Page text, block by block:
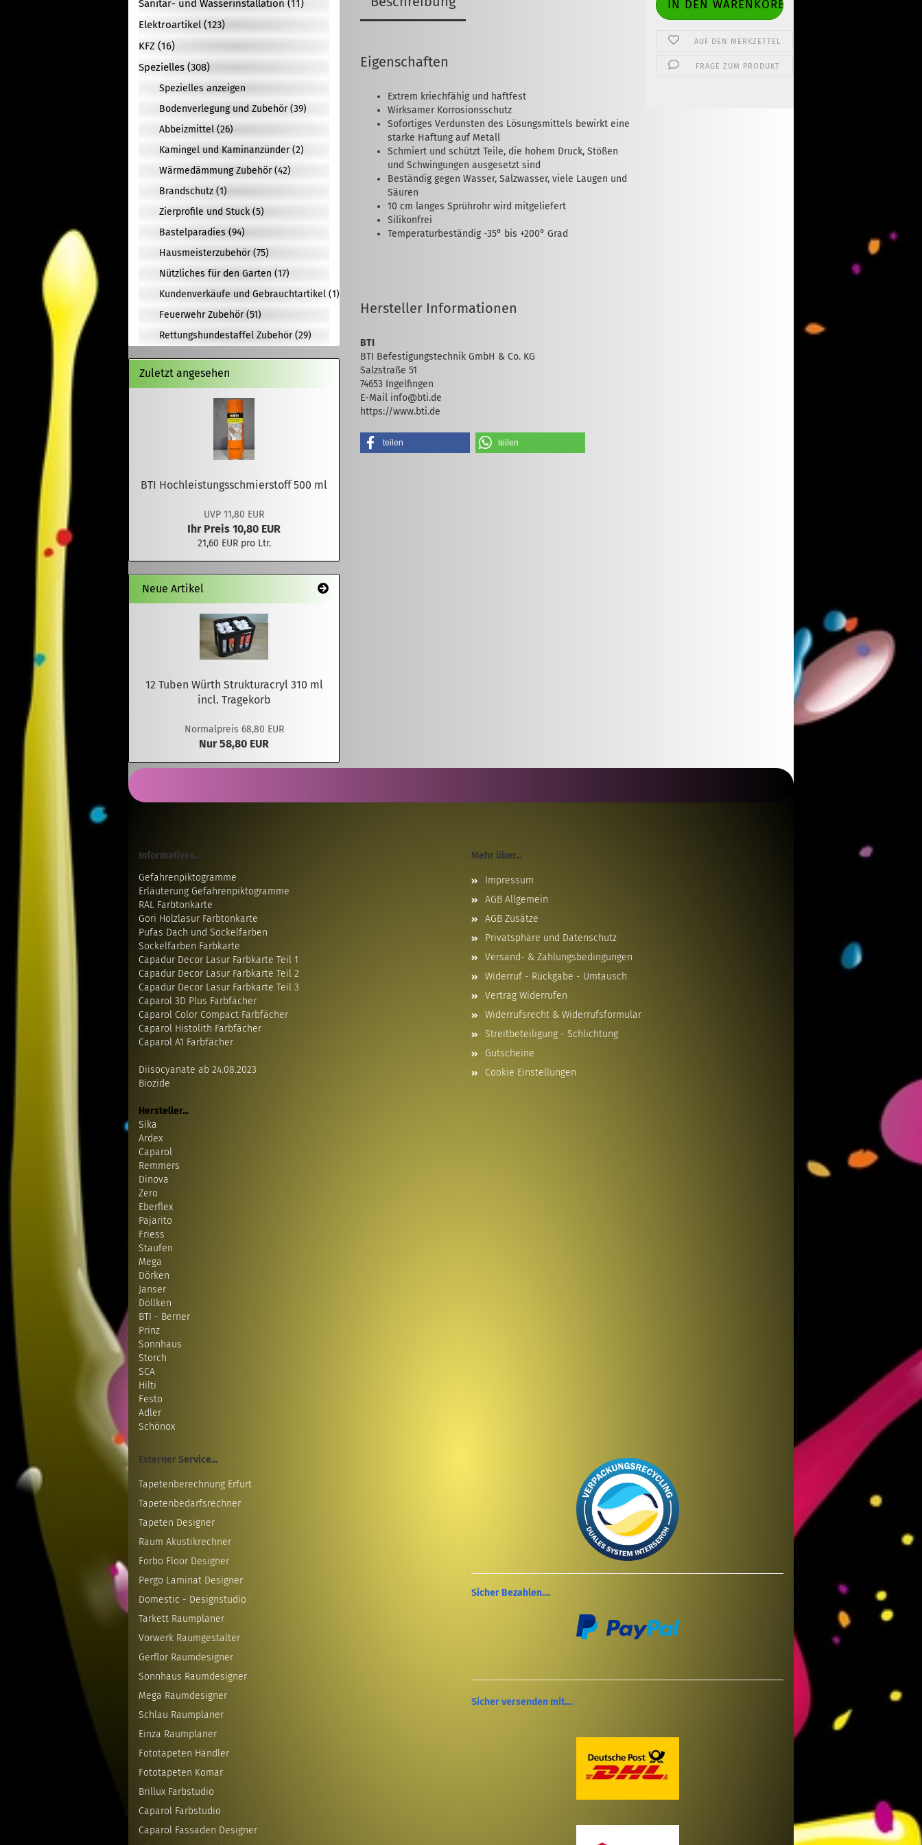
AUF DEN MERKZETTEL
FRAGE ZUM PRODUKT
Eigenschaften
Extrem kriechfähig und haftfest
Wirksamer Korrosionsschutz
Sofortiges Verdunsten des Lösungsmittels bewirkt eine
starke Haftung auf Metall
Schmiert und schützt Teile, die hohem Druck, Stößen
und Schwingungen ausgesetzt sind
Beständig gegen Wasser, Salzwasser, viele Laugen und
Säuren
10 cm langes Sprührohr wird mitgeliefert
Silikonfrei
Temperaturbeständig -35° bis +200° Grad
Hersteller Informationen
BTI
BTI Befestigungstechnik GmbH & Co. KG
Salzstraße 51
74653 Ingelfingen
E-Mail info@bti.de
https://www.bti.de
teilen teilen
Sanitär- und Wasserinstallation (11)
Elektroartikel (123)
KFZ (16)
Spezielles (308)
Spezielles anzeigen
Bodenverlegung und Zubehör (39)
Abbeizmittel (26)
Kamingel und Kaminanzünder (2)
Wärmedämmung Zubehör (42)
Brandschutz (1)
Zierprofile und Stuck (5)
Bastelparadies (94)
Hausmeisterzubehör (75)
Nützliches für den Garten (17)
Kundenverkäufe und Gebrauchtartikel (1)
Feuerwehr Zubehör (51)
Rettungshundestaffel Zubehör (29)
Zuletzt angesehen
BTI Hochleistungsschmierstoff 500 ml
UVP 11,80 EUR
Ihr Preis 10,80 EUR
21,60 EUR pro Ltr.
Neue Artikel
12 Tuben Würth Strukturacryl 310 ml
incl. Tragekorb
Normalpreis 68,80 EUR
Nur 58,80 EUR
Informatives...
Gefahrenpiktogramme
Erläuterung Gefahrenpiktogramme
RAL Farbtonkarte
Gori Holzlasur Farbtonkarte
Pufas Dach und Sockelfarben
Sockelfarben Farbkarte
Capadur Decor Lasur Farbkarte Teil 1
Capadur Decor Lasur Farbkarte Teil 2
Capadur Decor Lasur Farbkarte Teil 3
Caparol 3D Plus Farbfächer
Caparol Color Compact Farbfächer
Caparol Histolith Farbfächer
Caparol A1 Farbfächer
Diisocyanate ab 24.08.2023
Biozide
Hersteller...
Sika
Ardex
Caparol
Remmers
Dinova
Zero
Eberflex
Pajarito
Friess
Staufen
Mega
Dörken
Janser
Döllken
BTI - Berner
Prinz
Sonnhaus
Storch
SCA
Hilti
Festo
Adler
Schönox
Mehr über...
Impressum
AGB Allgemein
AGB Zusätze
Privatsphäre und Datenschutz
Versand- & Zahlungsbedingungen
Widerruf - Rückgabe - Umtausch
Vertrag Widerrufen
Widerrufsrecht & Widerrufsformular
Streitbeteiligung - Schlichtung
Gutscheine
Cookie Einstellungen
Externer Service...
Tapetenberechnung Erfurt
Tapetenbedarfsrechner
Tapeten Designer
Raum Akustikrechner
Forbo Floor Designer
Pergo Laminat Designer
Domestic - Designstudio
Tarkett Raumplaner
Vorwerk Raumgestalter
Gerflor Raumdesigner
Sonnhaus Raumdesigner
Mega Raumdesigner
Schlau Raumplaner
Einza Raumplaner
Fototapeten Händler
Fototapeten Komar
Brillux Farbstudio
Caparol Farbstudio
Caparol Fassaden Designer
Sicher Bezahlen....
Sicher versenden mit....